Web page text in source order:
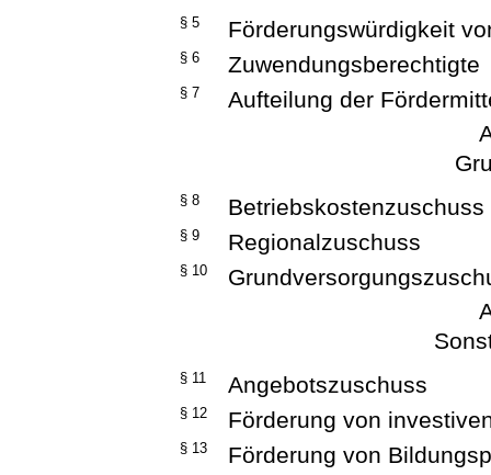
§ 5 Förderungswürdigkeit
§ 6 Zuwendungsberechtigte
§ 7
Aufteilung der
§ 8 Betriebskostenzuschuss
§ 9 Regionalzuschuss
§ 10
§ 11 Angebotszuschuss
§ 12 Förderung von
§ 13
Förderung von